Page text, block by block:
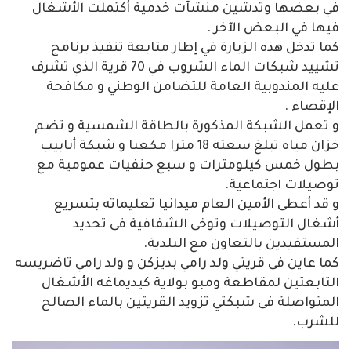
في بعضها وتدشين منشآت خدمية أكتملت الأشغال
فيها في البعض الآخر .
كما تدخل هذه الزيارة في إطار متابعة تنفيذ برنامج
تشييد شبكات الماء الشروب في 70 قرية الذي تشرف
عليه المندوبية العامة للتضامن الوطني و مكافحة
الإقصاء .
و تعمل الشبكة المذكورة بالطاقة الشمسية و تضم
خزان مياه تبلغ سعته 18 مترا مكعبا و شبكة أنابيب
بطول خمس كيلومترات و سبع حنفيات عمومية مع
توصيلات اجتماعية.
و قد أعطى الأمين العام ميدانيا تعليماته بتسريع
أشغال التوصيلات وتوخى الشفافية فى تحديد
المستفيدين بالتعاون مع البلدية.
كما عاين فى قريتي ولد رامي بديزكن و ولد رامي تاضريسه
التابعتين لمقاطعة ومبو بولاية كيديماغه الأشغال
المتواصلة فى شبكتي تزويد القريتين بالماء الصالح
للشرب.